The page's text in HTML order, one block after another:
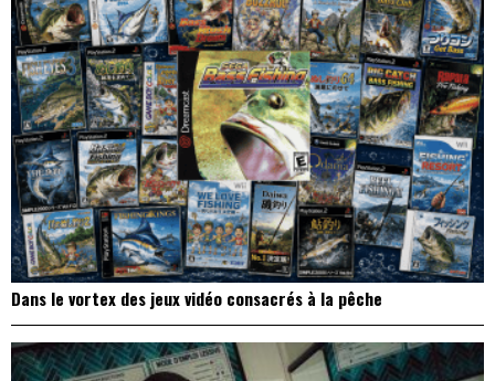
Dans le vortex des jeux vidéo consacrés à la pêche